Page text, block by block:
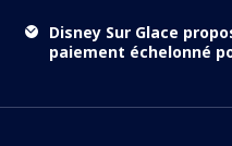
Disney Sur Glace
paiement échelonné